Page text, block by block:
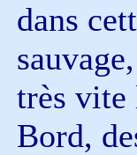
dans
très vite
Bord,